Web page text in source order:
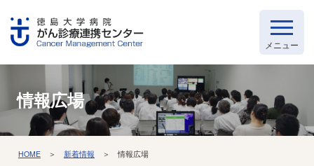
情報広場
HOME＞ 新着情報 ＞ 情報広場